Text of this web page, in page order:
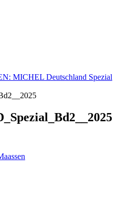
MICHEL Deutschland Spezial